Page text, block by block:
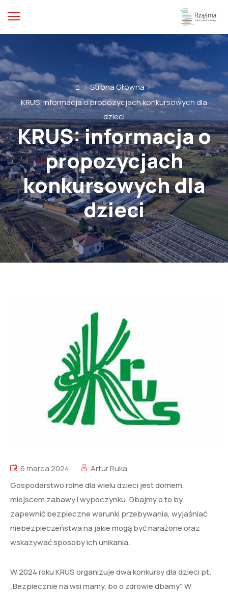
⌂
Strona Główna
KRUS: informacja o propozycjach konkursowych dla
dzieci
KRUS: informacja o
propozycjach
konkursowych dla
dzieci
6 marca 2024
Artur Ruka
Gospodarstwo rolne dla wielu dzieci jest domem,
miejscem zabawy i wypoczynku. Dbajmy o to by
zapewnić bezpieczne warunki przebywania, wyjaśniać
niebezpieczeństwa na jakie mogą być narażone oraz
wskazywać sposoby ich unikania.
W 2024 roku KRUS organizuje dwa konkursy dla dzieci pt.
„Bezpiecznie na wsi mamy, bo o zdrowie dbamy”. W